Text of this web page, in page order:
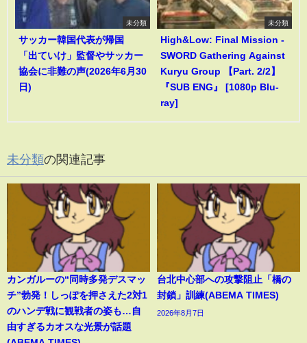
未分類
サッカー韓国代表が帰国
「出ていけ」監督やサッカー
協会に非難の声(2026年6月30
日)
未分類
High&Low: Final Mission -
SWORD Gathering Against
Kuryu Group 【Part. 2/2】
『SUB ENG』 [1080p Blu-
ray]
未分類の関連記事
カンガルーの“同時多発デスマッ
チ”勃発！しっぽを押さえた2対1
のハンデ戦に観戦者の姿も…自
由すぎるカオスな光景が話題
台北中心部への攻撃阻止「橋の
封鎖」訓練(ABEMA TIMES)
2026年8月7日